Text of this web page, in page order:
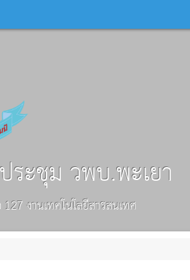
ระชุม วพบ.พะเยา
งานเทคโนโลยีสารสนเทศ